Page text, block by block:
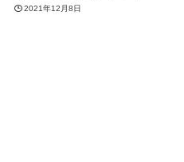
2021年12月8日